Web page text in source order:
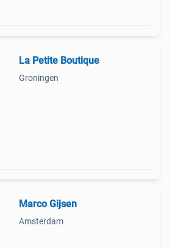
La Petite Boutique
Groningen
Marco Gijsen
Amsterdam